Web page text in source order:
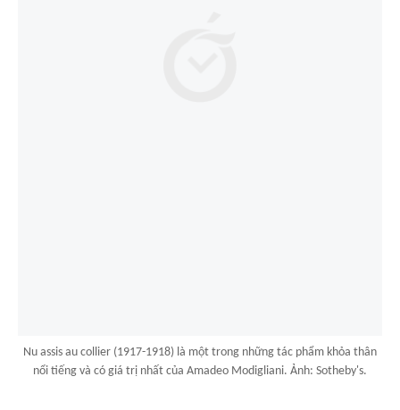
Nu assis au collier (1917-1918) là một trong những tác phẩm khỏa thân
nổi tiếng và có giá trị nhất của Amadeo Modigliani. Ảnh: Sotheby's.